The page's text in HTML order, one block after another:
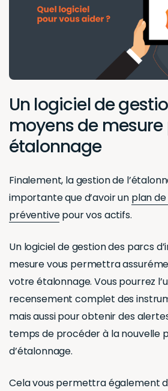
Un logiciel de
moyens de
étalonnage
Finalement, la gestion de
importante que d’avoir un plan
préventivepour vos actifs.
Un logiciel de gestion des parcs
mesure vous permettra
votre étalonnage. Vous pourrez
recensement complet des
mais aussi pour obtenir des
temps de procéder à la nouvelle
d’étalonnage.
Cela vous permettra également